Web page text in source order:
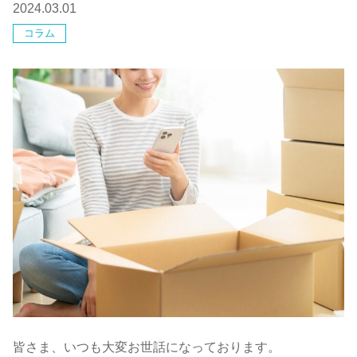
2024.03.01
コラム
皆さま、いつも大変お世話になっております。